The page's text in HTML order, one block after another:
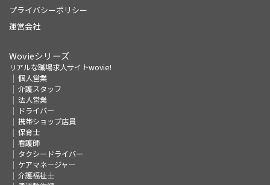
プライバシーポリシー
運営会社
Wovieシリーズ
リアルな職場求人サイトwovie!
個人営業
介護スタッフ
法人営業
ドライバー
携帯ショップ店員
保育士
看護師
タクシードライバー
ケアマネージャー
介護福祉士